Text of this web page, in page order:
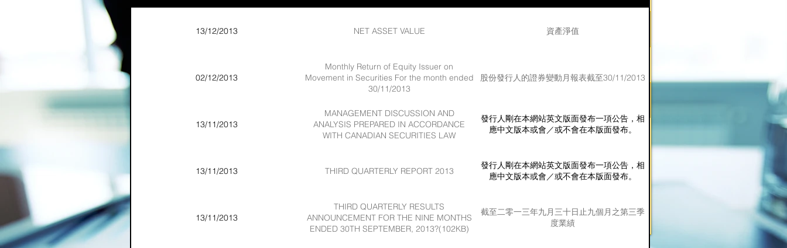
Rockin’ Rocky Road Ice Cream
13/12/2013 NET ASSET VALUE 資產淨值
02/12/2013
Monthly Return of Equity Issuer on
Movement in Securities For the month ended
30/11/2013
股份發行人的證券變動月報表截至30/11/2013
13/11/2013
MANAGEMENT DISCUSSION AND
ANALYSIS PREPARED IN ACCORDANCE
WITH CANADIAN SECURITIES LAW
發行人剛在本網站英文版面發布一項公告，相
應中文版本或會／或不會在本版面發布。
13/11/2013 THIRD QUARTERLY REPORT 2013
發行人剛在本網站英文版面發布一項公告，相
應中文版本或會／或不會在本版面發布。
13/11/2013
THIRD QUARTERLY RESULTS
ANNOUNCEMENT FOR THE NINE MONTHS
ENDED 30TH SEPTEMBER, 2013?(102KB)
截至二零一三年九月三十日止九個月之第三季
度業績